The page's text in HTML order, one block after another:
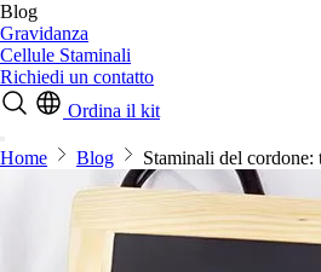
Blog
Gravidanza
Cellule Staminali
Richiedi un contatto
Ordina il kit
Home Blog Staminali del